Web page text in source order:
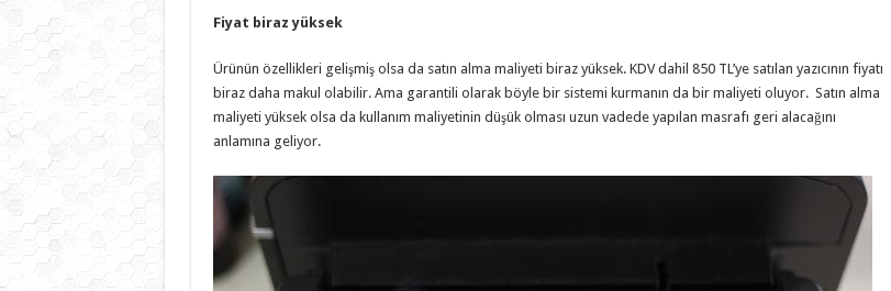
Fiyat biraz yüksek
Ürünün özellikleri gelişmiş olsa da satın alma maliyeti biraz yüksek. KDV dahil 850 TL’ye satılan yazıcının fiyatı
biraz daha makul olabilir. Ama garantili olarak böyle bir sistemi kurmanın da bir maliyeti oluyor. Satın alma
maliyeti yüksek olsa da kullanım maliyetinin düşük olması uzun vadede yapılan masrafı geri alacağını
anlamına geliyor.